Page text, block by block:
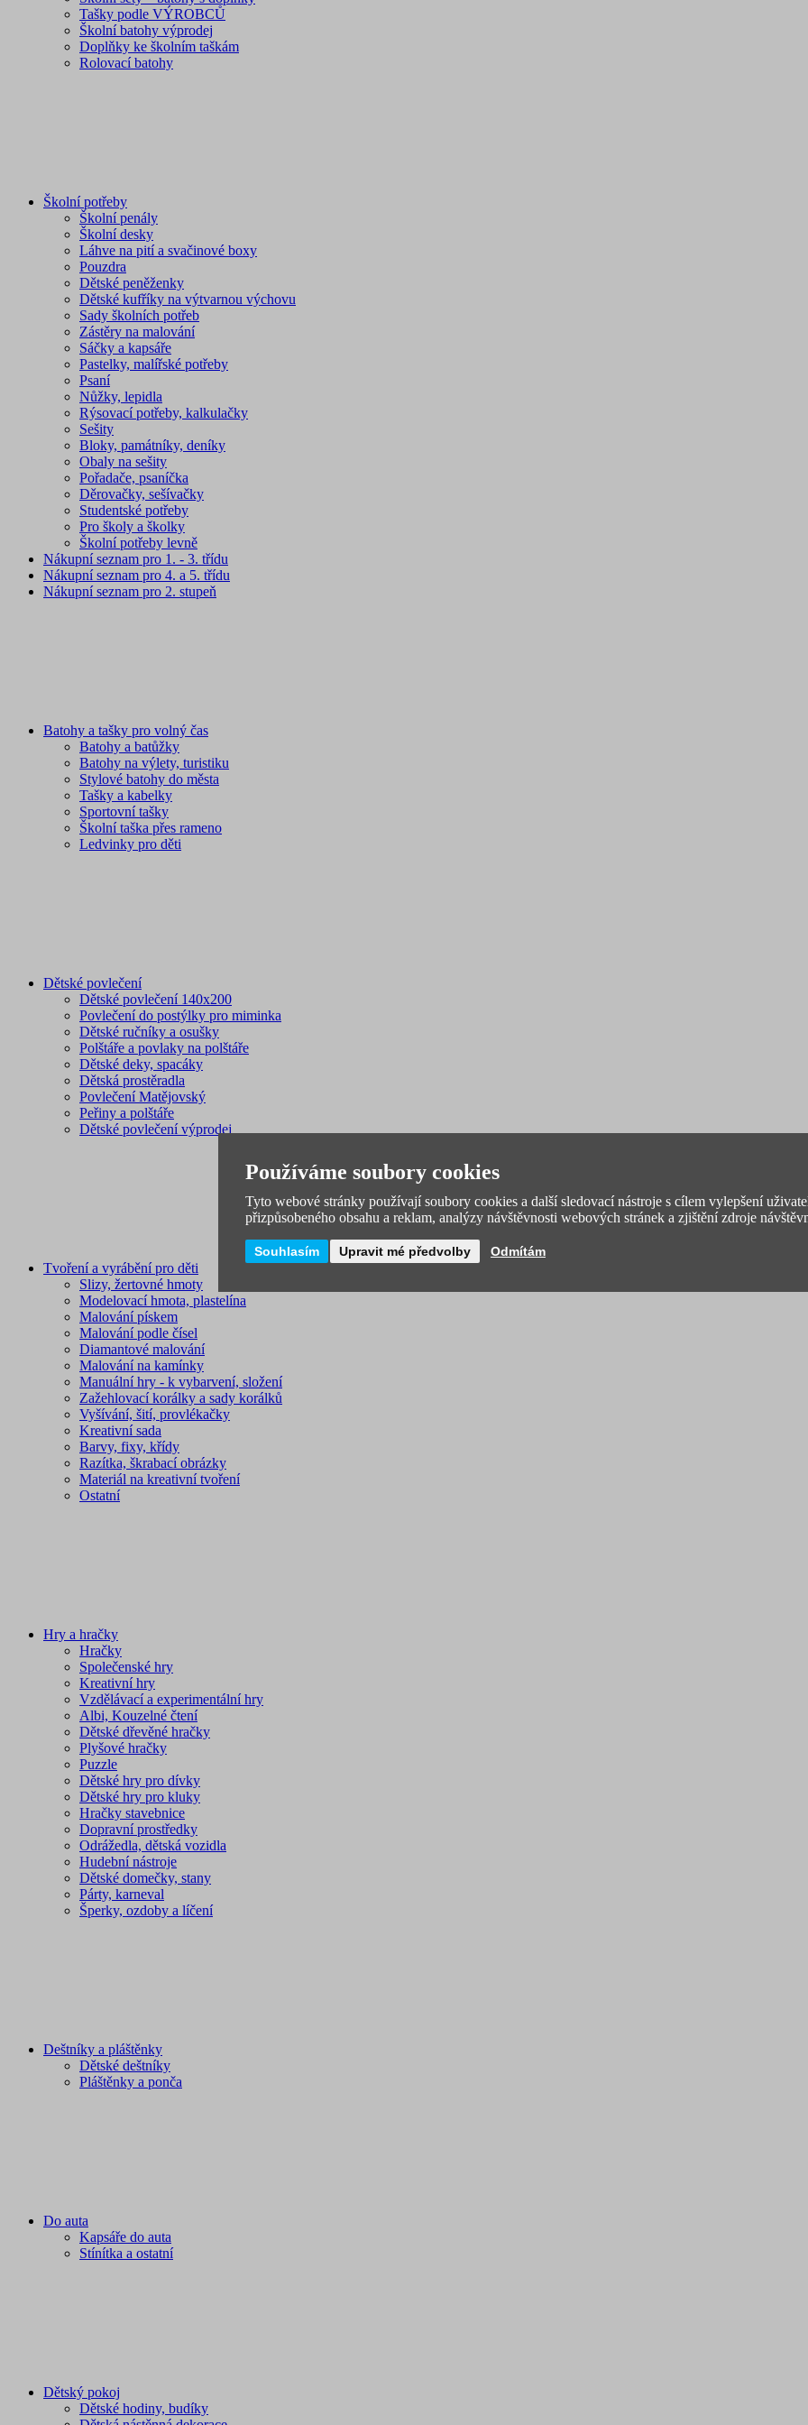
Tašky podle VÝROBCŮ
Školní batohy výprodej
Doplňky ke školním taškám
Rolovací batohy
Školní potřeby
Školní penály
Školní desky
Láhve na pití a svačinové boxy
Pouzdra
Dětské peněženky
Dětské kufříky na výtvarnou výchovu
Sady školních potřeb
Zástěry na malování
Sáčky a kapsáře
Pastelky, malířské potřeby
Psaní
Nůžky, lepidla
Rýsovací potřeby, kalkulačky
Sešity
Bloky, památníky, deníky
Obaly na sešity
Pořadače, psaníčka
Děrovačky, sešívačky
Studentské potřeby
Pro školy a školky
Školní potřeby levně
Nákupní seznam pro 1. - 3. třídu
Nákupní seznam pro 4. a 5. třídu
Nákupní seznam pro 2. stupeň
Batohy a tašky pro volný čas
Batohy a batůžky
Batohy na výlety, turistiku
Stylové batohy do města
Tašky a kabelky
Sportovní tašky
Školní taška přes rameno
Ledvinky pro děti
Dětské povlečení
Dětské povlečení 140x200
Povlečení do postýlky pro miminka
Dětské ručníky a osušky
Polštáře a povlaky na polštáře
Dětské deky, spacáky
Dětská prostěradla
Povlečení Matějovský
Peřiny a polštáře
Dětské povlečení výprodej
Tvoření a vyrábění pro děti
Slizy, žertovné hmoty
Modelovací hmota, plastelína
Malování pískem
Malování podle čísel
Diamantové malování
Malování na kamínky
Manuální hry - k vybarvení, složení
Zažehlovací korálky a sady korálků
Vyšívání, šití, provlékačky
Kreativní sada
Barvy, fixy, křídy
Razítka, škrabací obrázky
Materiál na kreativní tvoření
Ostatní
Hry a hračky
Hračky
Společenské hry
Kreativní hry
Vzdělávací a experimentální hry
Albi, Kouzelné čtení
Dětské dřevěné hračky
Plyšové hračky
Puzzle
Dětské hry pro dívky
Dětské hry pro kluky
Hračky stavebnice
Dopravní prostředky
Odrážedla, dětská vozidla
Hudební nástroje
Dětské domečky, stany
Párty, karneval
Šperky, ozdoby a líčení
Deštníky a pláštěnky
Dětské deštníky
Pláštěnky a ponča
Do auta
Kapsáře do auta
Stínítka a ostatní
Dětský pokoj
Dětské hodiny, budíky
Používáme soubory cookies
Tyto webové stránky používají soubory cookies a další sledovací nástroje s cílem vylepšení
přizpůsobeného obsahu a reklam, analýzy návštěvnosti webových stránek a zjištění zdroje
Souhlasím Upravit mé předvolby Odmítám